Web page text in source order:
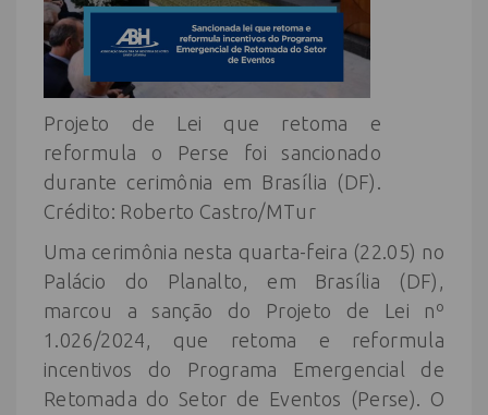
Projeto de Lei que retoma e
reformula o Perse foi sancionado
durante cerimônia em Brasília (DF).
Crédito: Roberto Castro/MTur
Uma cerimônia nesta quarta-feira (22.05) no
Palácio do Planalto, em Brasília (DF),
marcou a sanção do Projeto de Lei nº
1.026/2024, que retoma e reformula
incentivos do Programa Emergencial de
Retomada do Setor de Eventos (Perse). O